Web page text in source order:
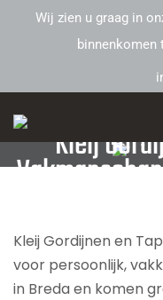
Wij zien u graag in
binnenkomen
Kleij
Kleij Gordijnen en
voor persoonlijk,
in Breda en komen